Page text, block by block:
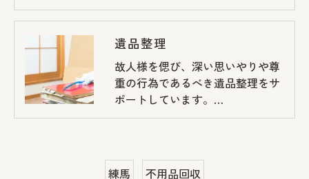
遺品整理
故人様を偲び、深い思いやりや尊
重の行為であるべき遺品整理をサ
ポートしています。…
練馬 不用品回収